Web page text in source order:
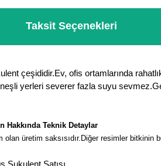
Taksit Seçenekleri
çeşididir.Ev, ofis ortamlarında
yerleri severer fazla suyu
Hakkında Teknik Detaylar
üretim saksısıdır.Diğer resimler bitkinin